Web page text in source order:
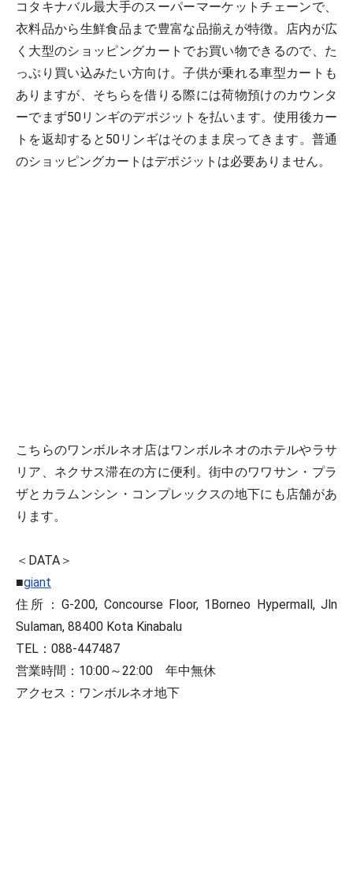
コタキナバル最大手のスーパーマーケットチェーンで、
衣料品から生鮮食品まで豊富な品揃えが特徴。店内が広
く大型のショッピングカートでお買い物できるので、た
っぷり買い込みたい方向け。子供が乗れる車型カートも
ありますが、そちらを借りる際には荷物預けのカウンタ
ーでまず50リンギのデポジットを払います。使用後カー
トを返却すると50リンギはそのまま戻ってきます。普通
のショッピングカートはデポジットは必要ありません。
こちらのワンボルネオ店はワンボルネオのホテルやラサ
リア、ネクサス滞在の方に便利。街中のワワサン・プラ
ザとカラムンシン・コンプレックスの地下にも店舗があ
ります。
＜DATA＞
■giant
住所：G-200, Concourse Floor, 1Borneo Hypermall, Jln
Sulaman, 88400 Kota Kinabalu
TEL：088-447487
営業時間：10:00～22:00 年中無休
アクセス：ワンボルネオ地下